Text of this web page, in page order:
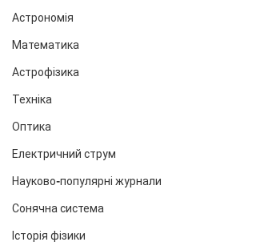
Астрономія
Математика
Астрофізика
Техніка
Оптика
Електричний струм
Науково-популярні журнали
Сонячна система
Історія фізики